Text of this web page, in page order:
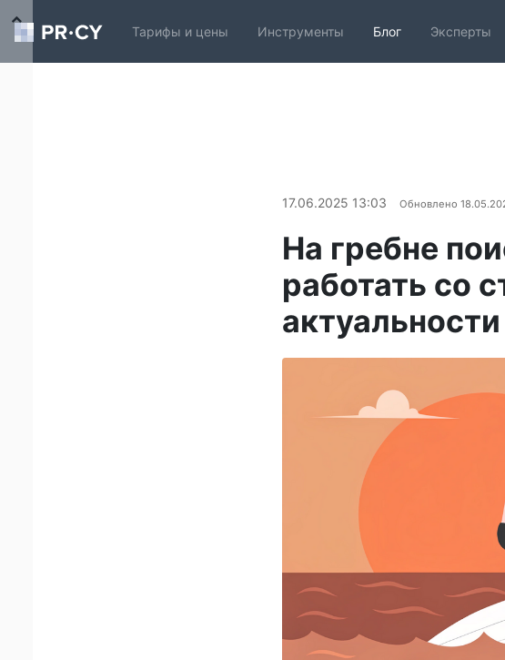
Тарифы и цены Инструменты Блог Эксперты
17.06.2025 13:03 Обновлено
На гребне
работать со